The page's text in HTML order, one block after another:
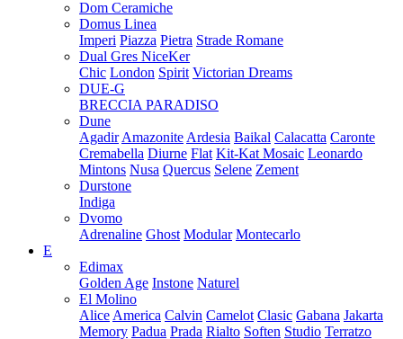
Dom Ceramiche
Domus Linea
Imperi Piazza Pietra Strade Romane
Dual Gres NiceKer
Chic London Spirit Victorian Dreams
DUE-G
BRECCIA PARADISO
Dune
Agadir Amazonite Ardesia Baikal Calacatta Caronte
Cremabella Diurne Flat Kit-Kat Mosaic Leonardo
Mintons Nusa Quercus Selene Zement
Durstone
Indiga
Dvomo
Adrenaline Ghost Modular Montecarlo
E
Edimax
Golden Age Instone Naturel
El Molino
Alice America Calvin Camelot Clasic Gabana Jakarta
Memory Padua Prada Rialto Soften Studio Terratzo